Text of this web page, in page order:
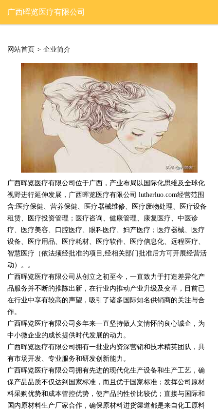
广西晖览医疗有限公司
网站首页 > 企业简介
广西晖览医疗有限公司位于广西，产业布局以国际化思维及全球化
视野进行延伸发展，广西晖览医疗有限公司 lutherluo.com经营范围
含:医疗保健、营养保健、医疗器械维修、医疗废物处理、医疗设备
租赁、医疗投资管理；医疗咨询、健康管理、康复医疗、中医诊
疗、医疗美容、口腔医疗、眼科医疗、妇产医疗；医疗器械、医疗
设备、医疗用品、医疗耗材、医疗软件、医疗信息化、远程医疗、
智慧医疗（依法须经批准的项目,经相关部门批准后方可开展经营活
动）。。
广西晖览医疗有限公司从创立之初至今，一直致力于打造差异化产
品服务并不断的推陈出新，在行业内推动产业升级及变革，目前已
在行业中享有较高的声望，吸引了诸多国际知名供销商的关注与合
作。
广西晖览医疗有限公司多年来一直坚持做人文情怀的良心诚企，为
中小微企业的成长提供时代发展的动力。
广西晖览医疗有限公司拥有一批业内资深营销和技术精英团队，具
有市场开发、专业服务和研发创新能力。
广西晖览医疗有限公司拥有先进的现代化生产设备和生产工艺，确
保产品品质不仅达到国家标准，而且优于国家标准；发挥公司原材
料采购优势和成本管控优势，使产品的性价比较优；直接与国际和
国内原材料生产厂家合作，确保原材料进货渠道都是来自化工原料